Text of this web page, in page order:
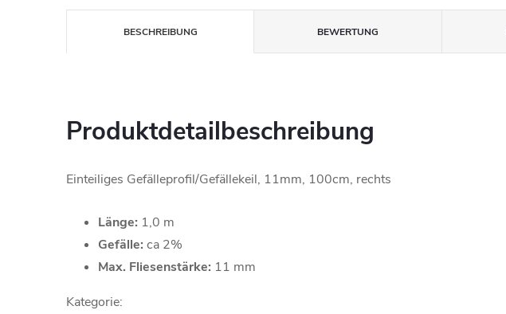
BESCHREIBUNG BEWERTUNG
Produktdetailbeschreibung
Einteiliges Gefälleprofil/Gefällekeil, 11mm, 100cm, rechts
Länge: 1,0 m
Gefälle: ca 2%
Max. Fliesenstärke: 11 mm
Kategorie: